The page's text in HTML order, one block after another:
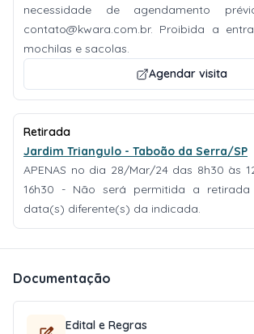
necessidade de agendamento
contato@kwara.com.br. Proibida a
mochilas e sacolas.
Agendar visita
Retirada
Jardim Triangulo - Taboão da Serra/SP
APENAS no dia 28/Mar/24 das 8h30 às
16h30 - Não será permitida a
data(s) diferente(s) da indicada.
Documentação
Edital e Regras